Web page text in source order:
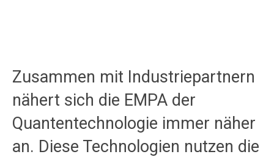
Zusammen mit Industriepartnern
nähert sich die EMPA der
Quantentechnologie immer näher
an. Diese Technologien nutzen die